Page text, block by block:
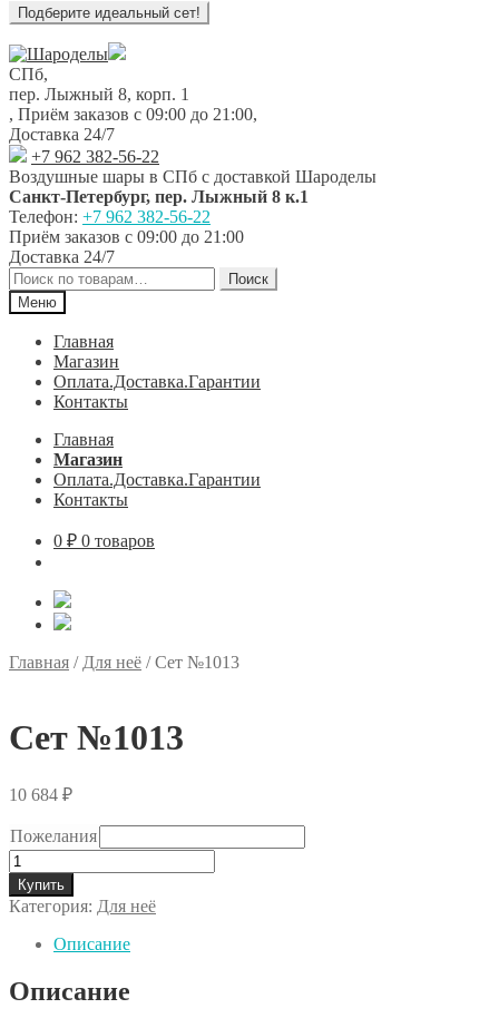
Перейти
к
навигации
Перейти
к
содержимому
СПб,
пер. Лыжный 8, корп. 1
, Приём заказов с 09:00 до 21:00,
Доставка 24/7
+7 962 382-56-22
Воздушные шары в СПб с доставкой Шароделы
Санкт-Петербург, пер. Лыжный 8 к.1
Телефон: +7 962 382-56-22
Приём заказов с 09:00 до 21:00
Доставка 24/7
Искать:
Поиск
Меню
Главная
Магазин
Оплата.Доставка.Гарантии
Контакты
Главная
Магазин
Оплата.Доставка.Гарантии
Контакты
0 ₽ 0 товаров
Главная /Для неё /Сет №1013
Сет №1013
10 684 ₽
Пожелания
Количество
товара
Сет
№1013
Купить
Категория: Для неё
Описание
Описание